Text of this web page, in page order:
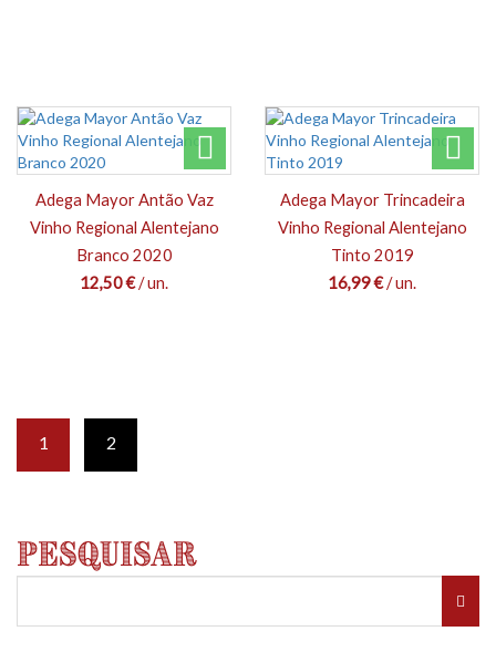
Adega Mayor Antão Vaz
Vinho Regional Alentejano
Branco 2020
12,50 €/ un.
Adega Mayor Trincadeira
Vinho Regional Alentejano
Tinto 2019
16,99 €/ un.
1 2
Pesquisar